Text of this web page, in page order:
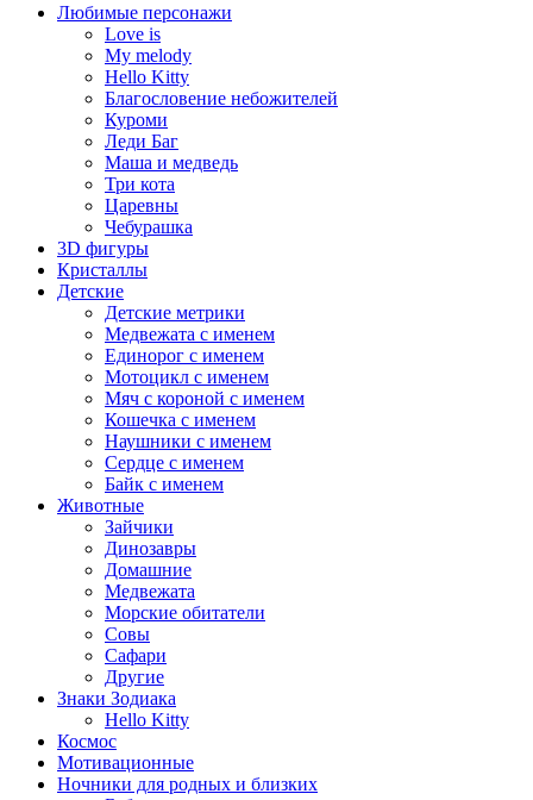
Любимые персонажи
Love is
My melody
Hello Kitty
Благословение небожителей
Куроми
Леди Баг
Маша и медведь
Три кота
Царевны
Чебурашка
3D фигуры
Кристаллы
Детские
Детские метрики
Медвежата с именем
Единорог с именем
Мотоцикл с именем
Мяч с короной с именем
Кошечка с именем
Наушники с именем
Сердце с именем
Байк с именем
Животные
Зайчики
Динозавры
Домашние
Медвежата
Морские обитатели
Совы
Сафари
Другие
Знаки Зодиака
Hello Kitty
Космос
Мотивационные
Ночники для родных и близких